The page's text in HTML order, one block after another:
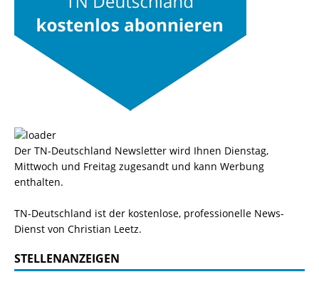
Der TN-Deutschland Newsletter wird Ihnen Dienstag,
Mittwoch und Freitag zugesandt und kann Werbung
enthalten.
TN-Deutschland ist der kostenlose, professionelle News-
Dienst von Christian Leetz.
STELLENANZEIGEN